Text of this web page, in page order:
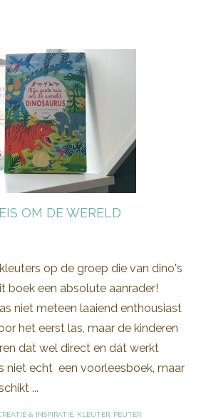
OM DE WERELD
op de groep die van dino's
boek een absolute aanrader!
niet meteen laaiend enthousiast
het eerst las, maar de kinderen
dat wel direct en dát werkt
niet echt een voorleesboek, maar
...
& INSPIRATIE KLEUTER PEUTER